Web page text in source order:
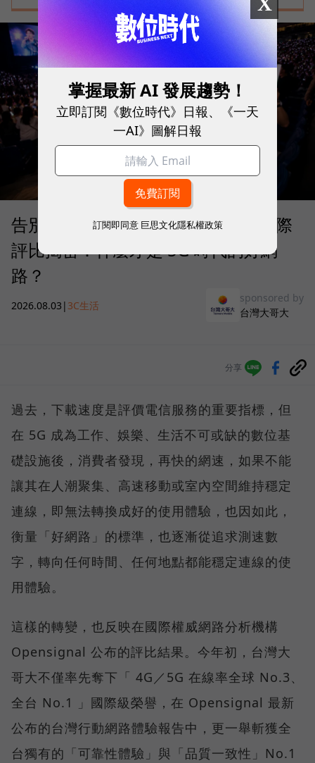
告別「極速迷思」！Opensignal 國際
評比揭密：什麼才是 5G 時代的好網
路？
2026.08.03 | 3C生活
sponsored by
台灣大哥大
分享
過去，下載速度是評價電信服務的重要指標，但
在 5G 成為工作、娛樂、生活不可或缺的數位基
礎設施後，消費者發現，再快的網速，如果不能
讓其在人潮聚集、高速移動或室內空間維持穩定
連線，即無法轉換成好的使用體驗，也因如此，
衡量「好網路」的標準，也逐漸從追求測速數
字，轉向任何時間、任何地點都能穩定連線的使
用體驗。
這樣的轉變，也反映在國際權威網路分析機構
Opensignal 公布的評比結果。今年初，台灣大
哥大不僅率先奪下「 4G／5G 在線率全球 No.3、
全台 No.1 」國際級榮譽，在 Opensignal 最新
公布的台灣行動網路體驗報告中，更一舉斬獲全
台獨有的「可靠性體驗」與「品質一致性」No.1
掌握最新 AI 發展趨勢！
立即訂閱《數位時代》日報、《一天
一AI》圖解日報
訂閱即同意 巨思文化隱私權政策